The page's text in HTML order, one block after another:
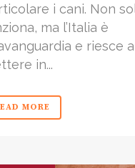
i cani. Non
ma l’Italia è
e riesce a
in...
MORE